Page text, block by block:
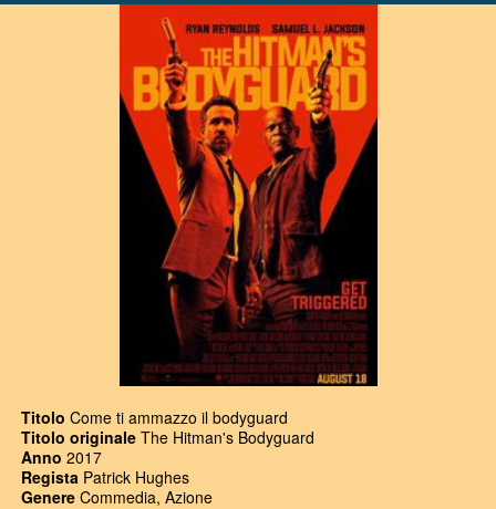
Titolo Come ti ammazzo il bodyguard
Titolo originale The Hitman's Bodyguard
Anno 2017
Regista Patrick Hughes
Genere Commedia, Azione